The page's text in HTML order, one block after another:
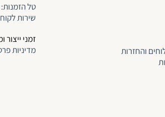
והחזרות
טל הזמנות:
שירות לקוחות:
זמני ייצור
מדיניות